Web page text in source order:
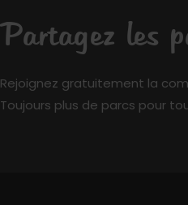
Partagez les
Rejoignez gratuitement la
Toujours plus de parcs pour